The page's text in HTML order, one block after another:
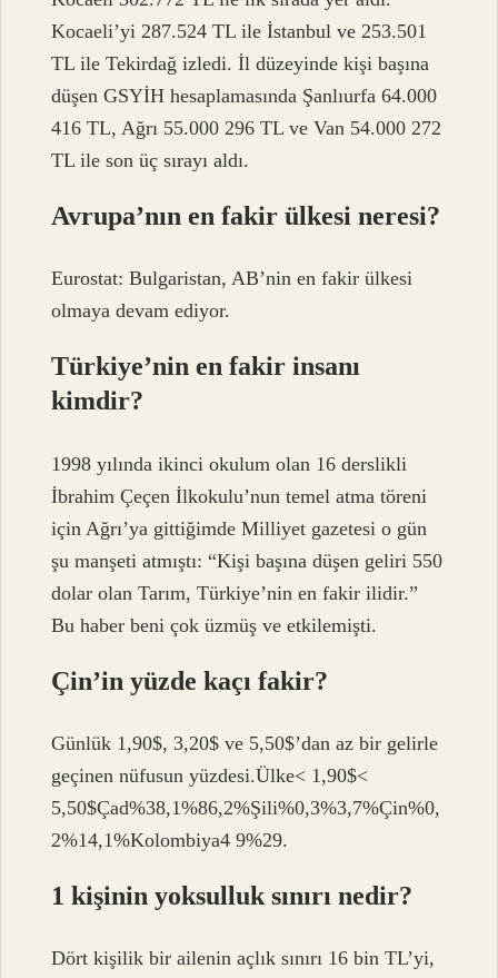
Kocaeli’yi 287.524 TL ile İstanbul ve 253.501
TL ile Tekirdağ izledi. İl düzeyinde kişi başına
düşen GSYİH hesaplamasında Şanlıurfa 64.000
416 TL, Ağrı 55.000 296 TL ve Van 54.000 272
TL ile son üç sırayı aldı.
Avrupa’nın en fakir ülkesi neresi?
Eurostat: Bulgaristan, AB’nin en fakir ülkesi
olmaya devam ediyor.
Türkiye’nin en fakir insanı
kimdir?
1998 yılında ikinci okulum olan 16 derslikli
İbrahim Çeçen İlkokulu’nun temel atma töreni
için Ağrı’ya gittiğimde Milliyet gazetesi o gün
şu manşeti atmıştı: “Kişi başına düşen geliri 550
dolar olan Tarım, Türkiye’nin en fakir ilidir.”
Bu haber beni çok üzmüş ve etkilemişti.
Çin’in yüzde kaçı fakir?
Günlük 1,90$, 3,20$ ve 5,50$’dan az bir gelirle
geçinen nüfusun yüzdesi.Ülke< 1,90$<
5,50$Çad%38,1%86,2%Şili%0,3%3,7%Çin%0,
2%14,1%Kolombiya4 9%29.
1 kişinin yoksulluk sınırı nedir?
Dört kişilik bir ailenin açlık sınırı 16 bin TL’yi,